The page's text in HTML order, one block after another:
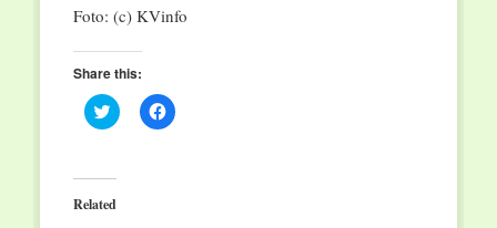
Foto: (c) KVinfo
Share this:
Click
to
(Opens
in
new
Click
to
Related